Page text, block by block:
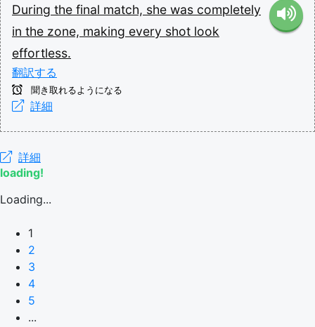
During the final match, she was completely
in the zone, making every shot look
effortless.
翻訳する
聞き取れるようになる
詳細
詳細
loading!
Loading...
1
2
3
4
5
...